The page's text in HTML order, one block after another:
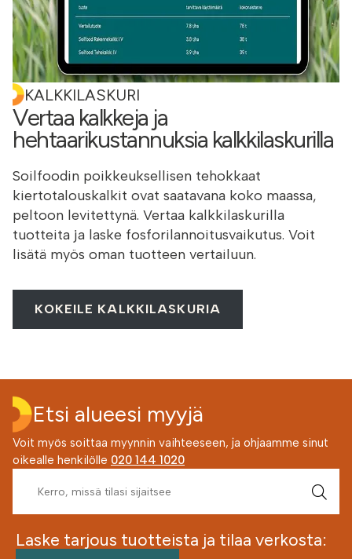
KALKKILASKURI
Vertaa kalkkeja ja
hehtaarikustannuksia kalkkilaskurilla
Soilfoodin poikkeuksellisen tehokkaat
kiertotalouskalkit ovat saatavana koko maassa,
peltoon levitettynä. Vertaa kalkkilaskurilla
tuotteita ja laske fosforilannoitusvaikutus. Voit
lisätä myös oman tuotteen vertailuun.
KOKEILE KALKKILASKURIA
Etsi alueesi myyjä
Voit myös soittaa myynnin vaihteeseen, ja ohjaamme sinut
oikealle henkilölle 020 144 1020
Laske tarjous tuotteista ja tilaa verkosta: